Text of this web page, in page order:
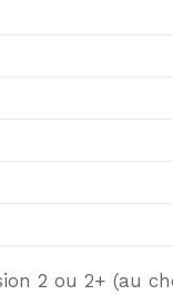
2 ou 2+ (au